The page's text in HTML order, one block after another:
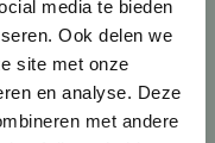
media te bieden
Ook delen we
site met onze
en analyse. Deze
met andere